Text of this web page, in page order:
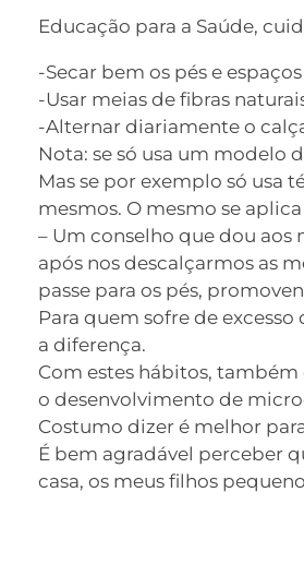
Educação para a Saúde,
-Secar bem os pés e
-Usar meias de fibras
-Alternar diariamente o
Nota: se só usa um modelo
Mas se por exemplo só usa
mesmos. O mesmo se
– Um conselho que dou
após nos descalçarmos as
passe para os pés,
Para quem sofre de
a diferença.
Com estes hábitos,
o desenvolvimento de
Costumo dizer é melhor
É bem agradável perceber
casa, os meus filhos